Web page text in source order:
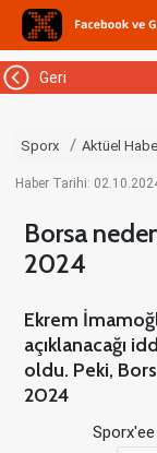
Geri
Sporx Aktüel
Haber Tarihi:
Borsa
2024
Ekrem
açıklanacağı
oldu. Peki,
2024